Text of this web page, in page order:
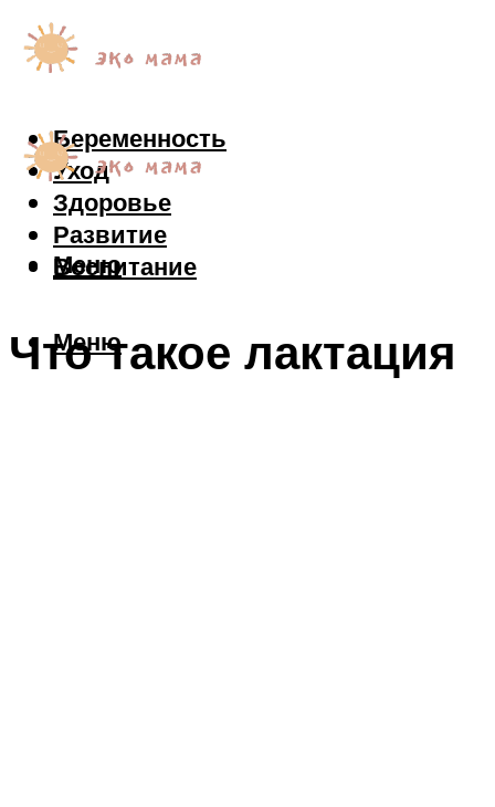
Беременность
Уход
Здоровье
Развитие
Воспитание
Меню
Меню
Что такое лактация